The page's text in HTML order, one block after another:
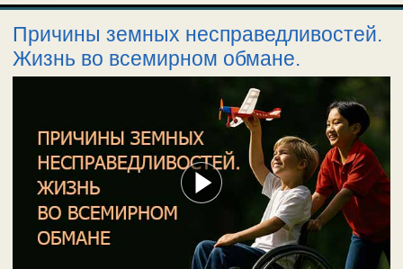
Причины земных несправедливостей.
Жизнь во всемирном обмане.